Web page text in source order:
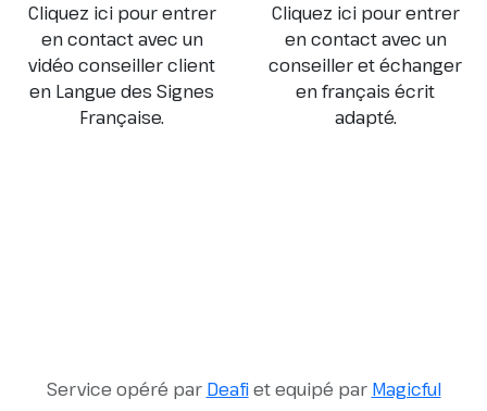
Cliquez ici pour entrer
en contact avec un
vidéo conseiller client
en Langue des Signes
Française.
Cliquez ici pour entrer
en contact avec un
conseiller et échanger
en français écrit
adapté.
Service opéré par Deafiet equipé par Magicful